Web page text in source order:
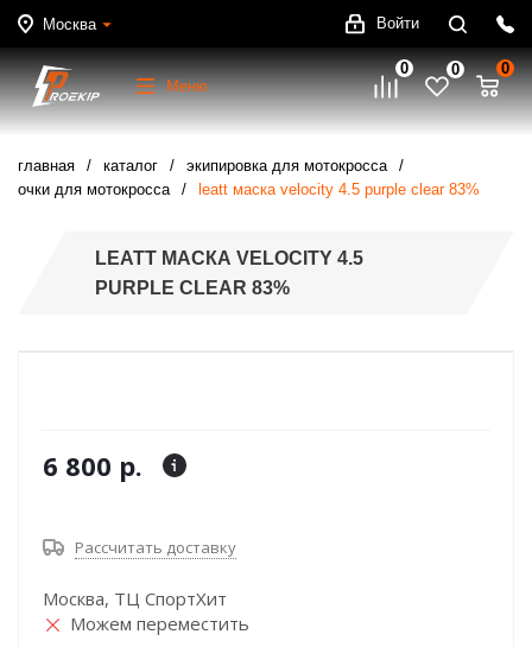
Москва Войти
Меню
0 0 0
главная каталог
экипировка для мотокросса
очки для мотокросса
leatt маска velocity 4.5 purple clear 83%
LEATT МАСКА VELOCITY 4.5
PURPLE CLEAR 83%
6 800 р.
Рассчитать доставку
Москва, ТЦ СпортХит
Можем переместить